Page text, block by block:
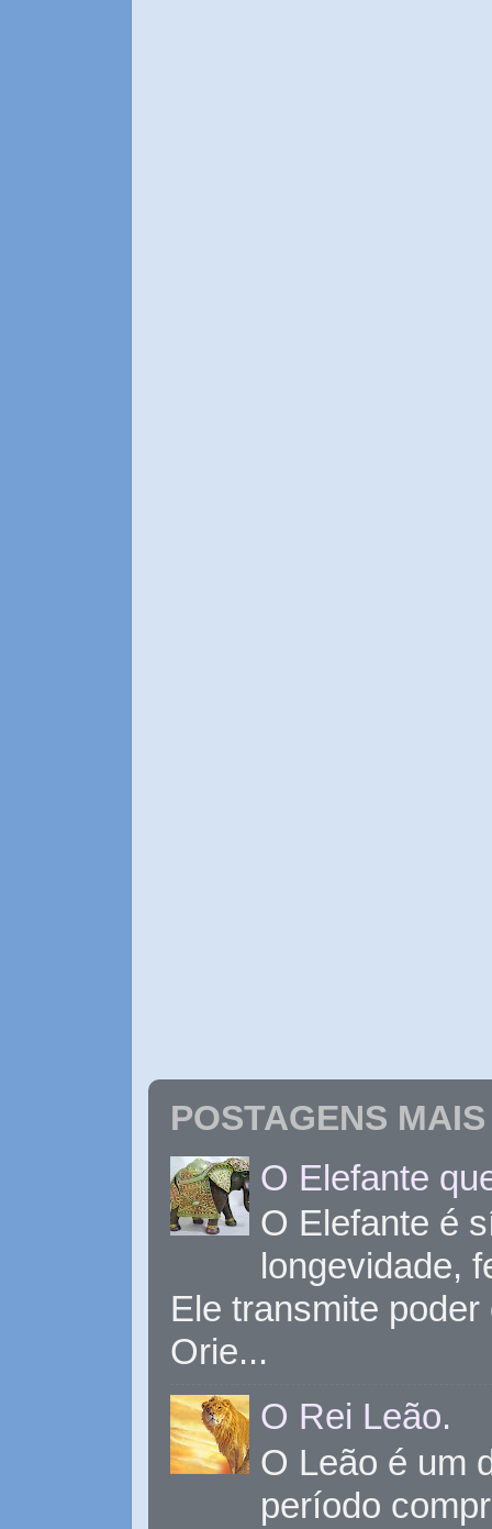
POSTAGENS
O Elefante
O Elefante é
longevidade,
Ele transmite
Orie...
O Rei Leão.
O Leão é um
período